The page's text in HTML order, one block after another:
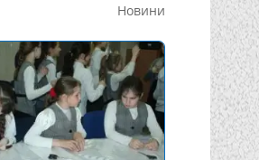
Новини